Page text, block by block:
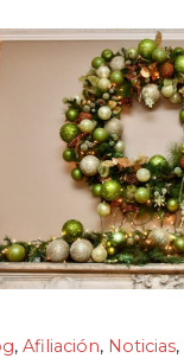
, Afiliación, Noticias,